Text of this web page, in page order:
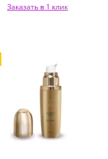
Заказать в 1 клик